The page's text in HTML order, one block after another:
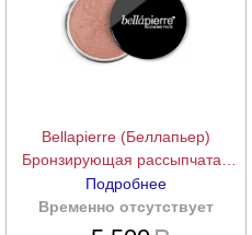
Bellapierre (Беллапьер)
Бронзирующая рассыпчатая
Bronzer), 4 г. подробнее
Подробнее
Временно отсутствует